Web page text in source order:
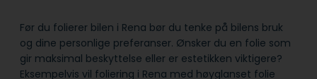
Før du folierer bilen i Rena bør du tenke på bilens bruk
og dine personlige preferanser. Ønsker du en folie som
gir maksimal beskyttelse eller er estetikken viktigere?
Eksempelvis vil foliering i Rena med høyglanset folie